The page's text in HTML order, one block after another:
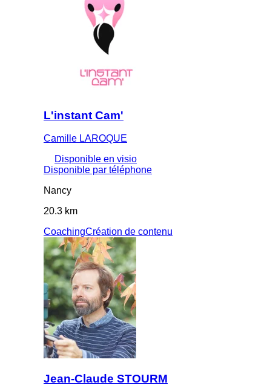
L'instant Cam'
Camille LAROQUE
Disponible en visio
Disponible par téléphone
Nancy
20.3 km
CoachingCréation de contenu
Jean-Claude STOURM